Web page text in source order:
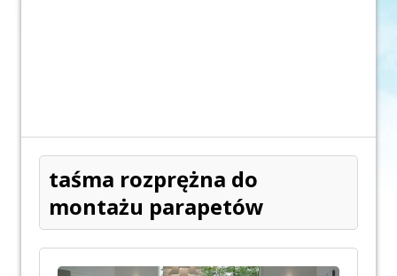
taśma rozprężna do
montażu parapetów